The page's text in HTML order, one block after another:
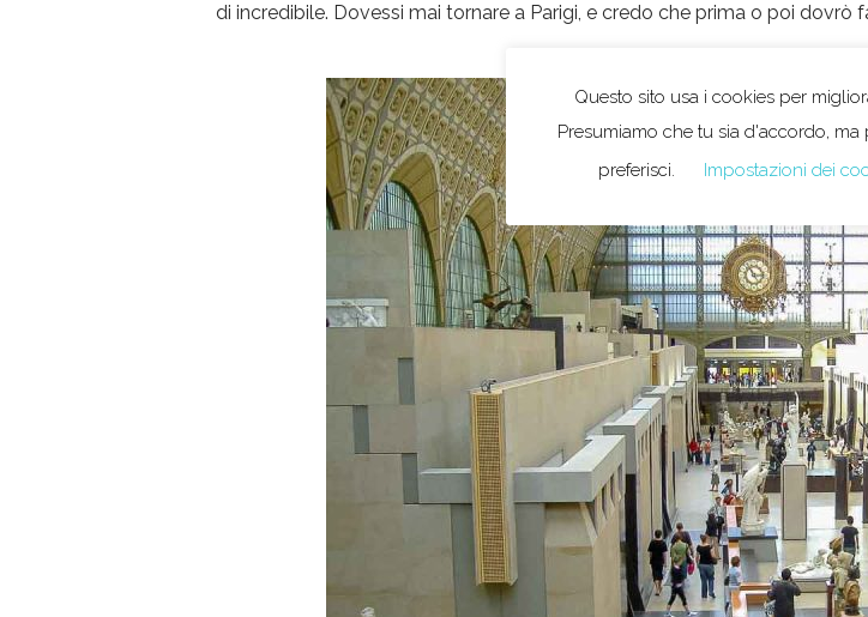
di incredibile. Dovessi mai tornare a Parigi, e credo che prima o poi
Questo sito usa i cookies per
Presumiamo che tu sia d'accordo,
preferisci.
Impostazioni dei